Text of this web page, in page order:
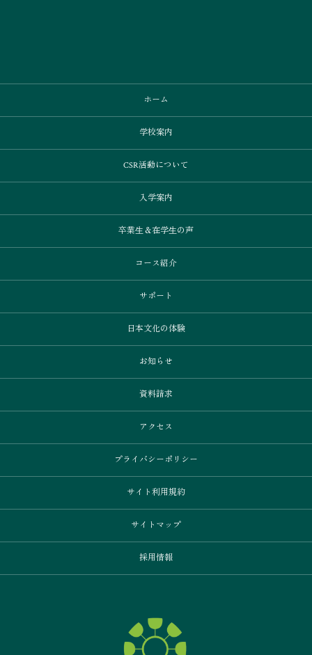
ホーム
学校案内
CSR活動について
入学案内
卒業⽣＆在学⽣の声
コース紹介
サポート
日本文化の体験
お知らせ
資料請求
アクセス
プライバシーポリシー
サイト利用規約
サイトマップ
採用情報